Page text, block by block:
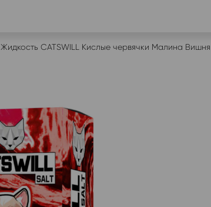
Жидкость CATSWILL Кислые червячки Малина Вишня